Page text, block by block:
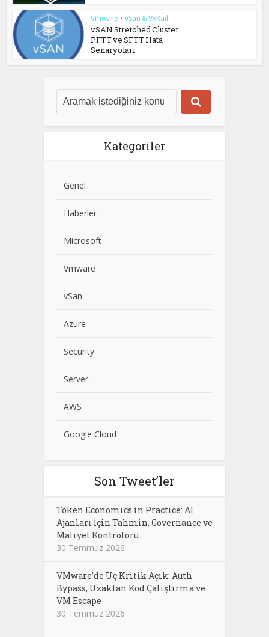
Vmware • vSan & VxRail
vSAN Stretched Cluster
PFTT ve SFTT Hata
Senaryoları
Kategoriler
Genel
Haberler
Microsoft
Vmware
vSan
Azure
Security
Server
AWS
Google Cloud
Son Tweet’ler
Token Economics in Practice: AI
Ajanları İçin Tahmin, Governance ve
Maliyet Kontrolörü
30 Temmuz 2026
VMware’de Üç Kritik Açık: Auth
Bypass, Uzaktan Kod Çalıştırma ve
VM Escape
30 Temmuz 2026